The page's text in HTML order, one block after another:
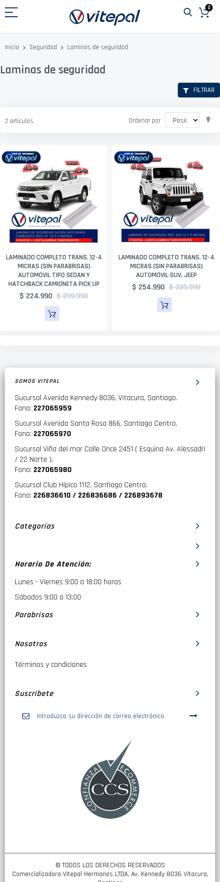
al
0
Inicio Seguridad Laminas de seguridad
Laminas de seguridad
2 artículos Ordenar por
LAMINADO COMPLETO TRANS. 12-4
MICRAS (SIN PARABRISAS)
AUTOMÓVIL TIPO SEDAN Y
HATCHBACK CAMIONETA PICK UP
$ 224.990 $ 299.990
LAMINADO COMPLETO TRANS. 12-4
MICRAS (SIN PARABRISAS)
AUTOMÓVIL SUV, JEEP
$ 254.990 $ 339.990
FILTRAR
SOMOS VITEPAL
Sucursal Avenida Kennedy 8036, Vitacura, Santiago.
Fono: 227065959
Sucursal Avenida Santa Rosa 866, Santiago Centro.
Fono: 227065970
Sucursal Viña del mar Calle Once 2451 ( Esquina Av. Alessadri
/ 22 Norte ).
Fono: 227065980
Sucursal Club Hípico 1112, Santiago Centro.
Fono: 226836610 / 226836686 / 226893678
Categorías
Horario De Atención:
Lunes - Viernes 9:00 a 18:00 horas
Sábados 9:00 a 13:00
Parabrisas
Nosotros
Términos y condiciones
Suscribete
© TODOS LOS DERECHOS RESERVADOS
Comercializadora Vitepal Hermanos LTDA. Av. Kennedy 8036 Vitacura,